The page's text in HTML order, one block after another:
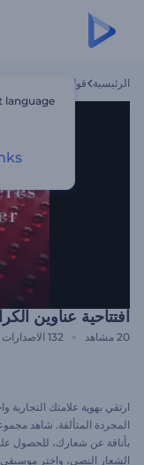
الرئيسية قوالب
افتتاحية عناوين
20 مشاهد 132 الاصدارات
ارتقي بهوية علامتك التجارية
المجردة المتألقة. شاهد
بأناقة عن شعارك، للحصول
الشعار النصي، واختر موسيقى
language